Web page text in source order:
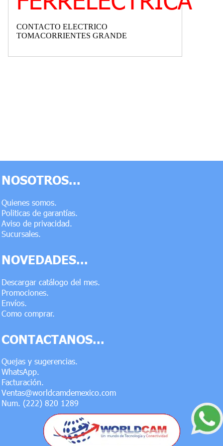
CONTACTO ELECTRICO
TOMACORRIENTES GRANDE
NOSOTROS...
Quienes somos.
Politicas de garantías.
Aviso de privacidad.
Sucursales.
NOVEDADES...
Descargar catálogo del mes.
Promociones.
Envíos.
Como comprar.
CONTACTANOS...
Quejas y sugerencias.
WhatsApp.
Facturación.
Ventas@worldcamdemexico.com
Num. (222) 820 1289